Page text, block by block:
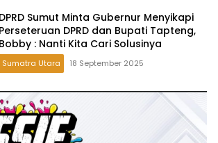
DPRD Sumut Minta Gubernur Menyikapi
Perseteruan DPRD dan Bupati Tapteng,
Bobby : Nanti Kita Cari Solusinya
Sumatra Utara 18 September 2025